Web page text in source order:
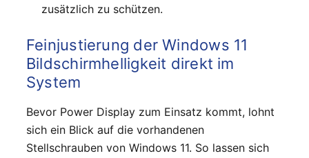
zusätzlich zu schützen.
Feinjustierung der Windows 11
Bildschirmhelligkeit direkt im
System
Bevor Power Display zum Einsatz kommt, lohnt
sich ein Blick auf die vorhandenen
Stellschrauben von Windows 11. So lassen sich